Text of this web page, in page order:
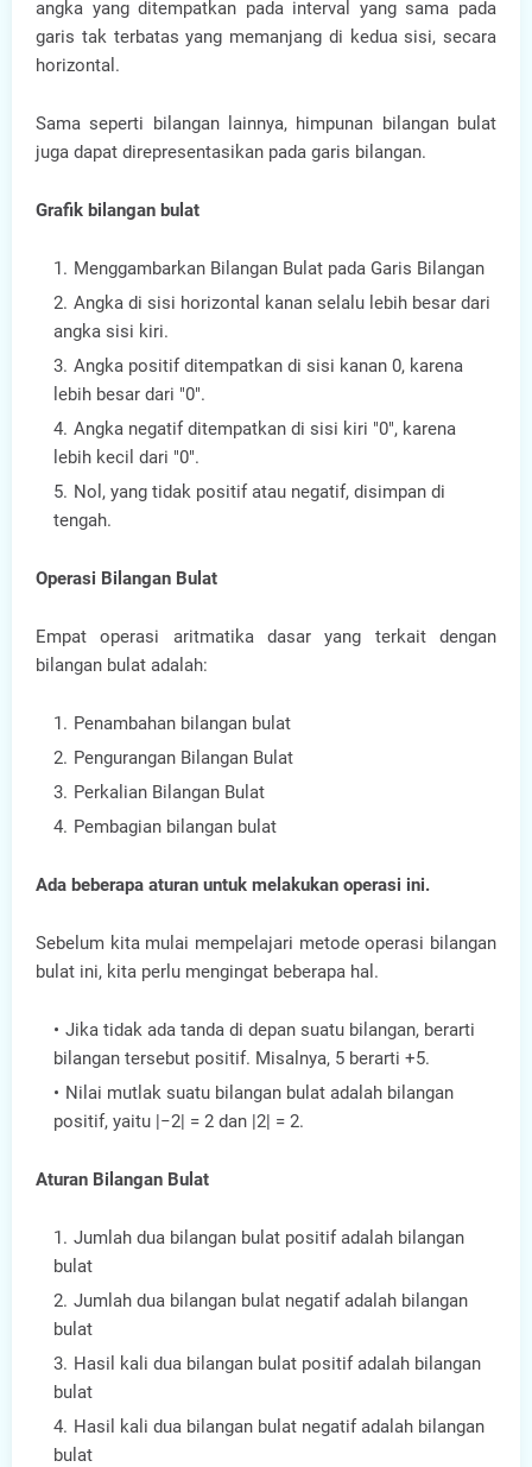
angka yang ditempatkan pada interval yang sama pada
garis tak terbatas yang memanjang di kedua sisi, secara
horizontal.
Sama seperti bilangan lainnya, himpunan bilangan bulat
juga dapat direpresentasikan pada garis bilangan.
Grafik bilangan bulat
Menggambarkan Bilangan Bulat pada Garis Bilangan
Angka di sisi horizontal kanan selalu lebih besar dari
angka sisi kiri.
Angka positif ditempatkan di sisi kanan 0, karena
lebih besar dari "0".
Angka negatif ditempatkan di sisi kiri "0", karena
lebih kecil dari "0".
Nol, yang tidak positif atau negatif, disimpan di
tengah.
Operasi Bilangan Bulat
Empat operasi aritmatika dasar yang terkait dengan
bilangan bulat adalah:
Penambahan bilangan bulat
Pengurangan Bilangan Bulat
Perkalian Bilangan Bulat
Pembagian bilangan bulat
Ada beberapa aturan untuk melakukan operasi ini.
Sebelum kita mulai mempelajari metode operasi bilangan
bulat ini, kita perlu mengingat beberapa hal.
Jika tidak ada tanda di depan suatu bilangan, berarti
bilangan tersebut positif. Misalnya, 5 berarti +5.
Nilai mutlak suatu bilangan bulat adalah bilangan
positif, yaitu |−2| = 2 dan |2| = 2.
Aturan Bilangan Bulat
Jumlah dua bilangan bulat positif adalah bilangan
bulat
Jumlah dua bilangan bulat negatif adalah bilangan
bulat
Hasil kali dua bilangan bulat positif adalah bilangan
bulat
Hasil kali dua bilangan bulat negatif adalah bilangan
bulat